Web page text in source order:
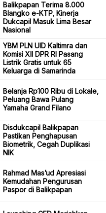
Balikpapan Terima 8.000
Blangko e-KTP, Kinerja
Dukcapil Masuk Lima Besar
Nasional
YBM PLN UID Kaltimra dan
Komisi XII DPR RI Pasang
Listrik Gratis untuk 65
Keluarga di Samarinda
Belanja Rp100 Ribu di Lokale,
Peluang Bawa Pulang
Yamaha Grand Filano
Disdukcapil Balikpapan
Pastikan Penghapusan
Biometrik, Cegah Duplikasi
NIK
Rahmad Mas’ud Apresiasi
Kemudahan Pengurusan
Paspor di Balikpapan